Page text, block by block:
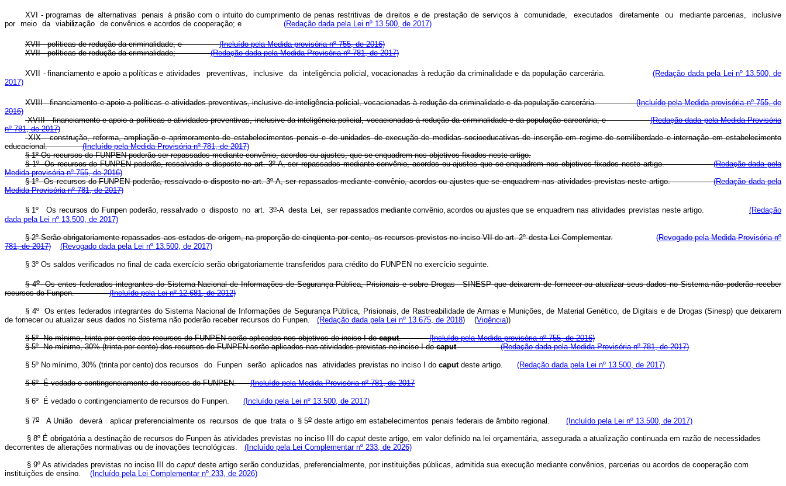
XVI - programas de alternativas penais à prisão com o intuito do cumprimento de penas restritivas de direitos e de prestação de serviços à comunidade, executados diretamente ou medianteparcerias, inclusive
por meio da viabilização deconvênios e acordos de cooperação; e (Redação dada pela Lei nº 13.500, de 2017)
XVII - políticas de redução da criminalidade; e(Incluído pela Medida provisória nº 755, de 2016)
XVII - políticas de redução da criminalidade;(Redação dada pela Medida Provisória nº 781, de 2017)
XVII - financiamento e apoio a políticas e atividades preventivas, inclusive da inteligênciapolicial , vocacionadas à redução da criminalidade e da população carcerária.
(Redação dada pela Lei nº 13.500, de
2017)
XVIII - financiamento e apoio a políticas e atividades preventivas, inclusive de inteligência policial, vocacionadas à redução da criminalidade e da população carcerária.(Incluído pela Medida provisória nº 755, de
2016)
XVIII - financiamento e apoio a políticas e atividades preventivas, inclusive da inteligência policial, vocacionadas à redução da criminalidade e da população carcerária; e(Redação dada pela Medida Provisória
nº 781, de 2017)
XIX - construção, reforma, ampliação e aprimoramento de estabelecimentos penais e de unidades de execução de medidas socioeducativas de inserção em regime de semiliberdade e internação em estabelecimento
educacional.(Incluído pela Medida Provisória nº 781, de 2017)
§ 1º Os recursos do FUNPEN poderão ser repassados mediante convênio, acordos ou ajustes, que se enquadrem nos objetivos fixados neste artigo.
§ 1ºOs recursos do FUNPEN poderão, ressalvado o disposto no art. 3º-A, ser repassados mediante convênio, acordos ou ajustes que se enquadrem nos objetivos fixados neste artigo.(Redação dada pela
Medida provisória nº 755, de 2016)
§ 1º Os recursos do FUNPEN poderão, ressalvado o disposto no art. 3º-A, ser repassados mediante convênio, acordos ou ajustes que se enquadrem nas atividades previstas neste artigo.(Redação dada pela
Medida Provisória nº 781, de 2017)
§ 1ºOs recursos do Funpen poderão, ressalvado o disposto no art. 3o-A desta Lei, ser repassados mediante convênio, acordos ou ajustes quese enquadrem nas atividades previstas neste artigo.
(Redação
dada pela Lei nº 13.500, de 2017)
§ 2º Serão obrigatoriamente repassados aos estados de origem, na proporção de cinqüenta por cento, os recursos previstos no inciso VII do art. 2º desta Lei Complementar.
(Revogado pela Medida Provisória nº
781, de 2017)
(Revogado dada pela Lei nº 13.500, de 2017)
§ 3º Os saldos verificados no final de cada exercício serão obrigatoriamente transferidos para crédito do FUNPEN no exercício seguinte.
§ 4oOs entes federados integrantes do Sistema Nacional de Informações de Segurança Pública, Prisionais e sobre Drogas - SINESP que deixarem de fornecer ou atualizar seus dados no Sistema não poderão receber
recursos do Funpen.(Incluído pela Lei nº 12.681, de 2012)
§ 4º Os entes federados integrantes do Sistema Nacional de Informações de Segurança Pública, Prisionais, de Rastreabilidade de Armas e Munições, de Material Genético, de Digitais e de Drogas (Sinesp) que deixarem
de fornecer ou atualizar seus dados no Sistema não poderão receber recursos do Funpen. (Redação dada pela Lei nº 13.675, de 2018) (Vigência))
§ 5º No mínimo, trinta por cento dos recursos do FUNPEN serão aplicados nos objetivos do inciso I docaput.(Incluído pela Medida provisória nº 755, de 2016)
§ 5º No mínimo, 30% (trinta por cento) dos recursos do FUNPEN serão aplicadosnas atividades previstas noinciso I docaput.(Redação dada pela Medida Provisória nº 781, de 2017)
§ 5º No mínimo, 30% (trinta por cento) dos recursos do Funpen serão aplicadosnas atividades previstas no inciso I do caput deste artigo. (Redação dada pela Lei nº 13.500, de 2017)
§ 6ºÉ vedado o contingenciamento de recursos do FUNPEN.(Incluído pela Medida Provisória nº 781, de 2017
§ 6º É vedado o contingenciamento derecursos do Funpen. (Incluído pela Lei nº 13.500, de 2017)
§ 7o A União deverá aplicar preferencialmente os recursos de que trata o § 5o deste artigo em estabelecimentos penais federais de âmbito regional.
(Incluído pela Lei nº 13.500, de 2017)
§ 8º É obrigatória a destinação de recursos do Funpen às atividades previstas no inciso III do caputdeste artigo, em valor definido na lei orçamentária, assegurada a atualização continuada em razão de necessidades
decorrentes de alterações normativas ou de inovações tecnológicas. (Incluído pela Lei Complementar nº 233, de 2026)
§ 9º As atividades previstas no inciso III do caputdeste artigo serão conduzidas, preferencialmente, por instituições públicas, admitida sua execução mediante convênios, parcerias ou acordos de cooperação com
instituições de ensino. (Incluído pela Lei Complementar nº 233, de 2026)